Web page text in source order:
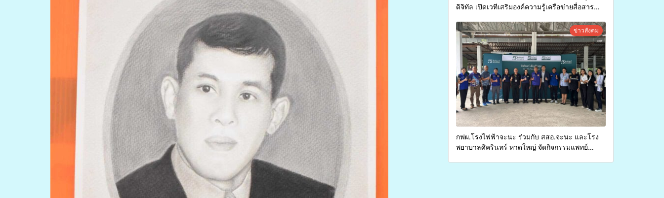
ดิจิทัล เปิดเวทีเสริมองค์ความรู้เครือข่ายสื่อสาร
การสร้างภาพลักษณ์ที่ดีของมหาวิทยาลัยข่าวสังคม
กฟผ.โรงไฟฟ้าจะนะ ร่วมกับ สสอ.จะนะ และโรง
พยาบาลศิครินทร์ หาดใหญ่ จัดกิจกรรมแพทย์